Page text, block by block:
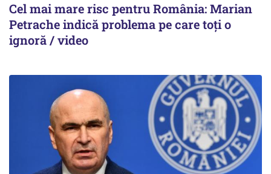
Cel mai mare risc pentru România: Marian
Petrache indică problema pe care toți o
ignoră / video